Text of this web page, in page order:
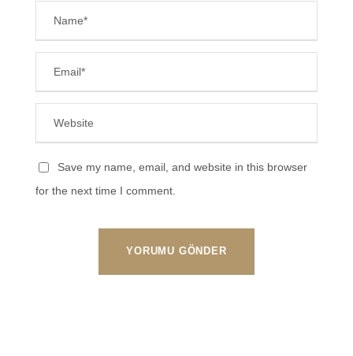
Save my name, email, and website in this browser
for the next time I comment.